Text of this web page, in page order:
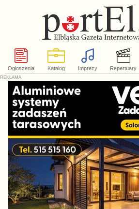
Ogłoszenia Katalog Imprezy Repertuary